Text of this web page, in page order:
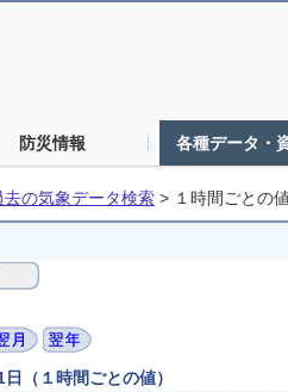
防災情報 各種データ・
去の気象データ検索 > １時間ごとの
（１時間ごとの値）